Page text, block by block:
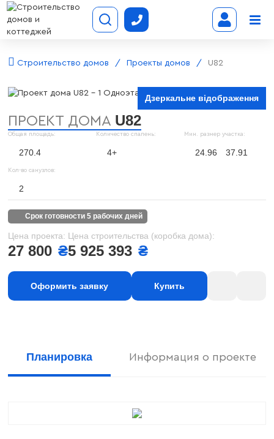
Строительство домов Проекты домов U82
Дзеркальне відображення
ПРОЕКТ ДОМА U82
Общая площадь:
270.4
Количество спалень:
4+
Мин. размер участка:
24.96 37.91
Кол-во санузлов:
2
срок готовности 5 рабочих дней
Цена проекта:
27 800 ₴
Цена строительства (коробка дома):
5 925 393 ₴
Оформить заявку Купить
Планировка Информация о проекте